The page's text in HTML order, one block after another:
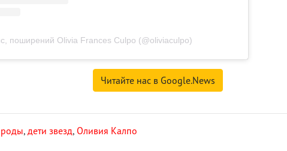
поширений Olivia Frances Culpo (@oliviaculpo)
Читайте нас в Google.News
роды, дети звезд, Оливия Калпо